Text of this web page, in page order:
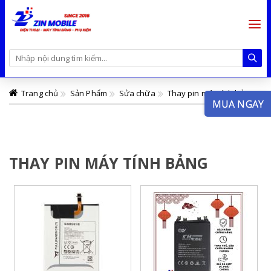
Trang chủ Sản Phẩm Sửa chữa Thay pin máy tính bảng
THAY PIN MÁY TÍNH BẢNG
MUA NGAY